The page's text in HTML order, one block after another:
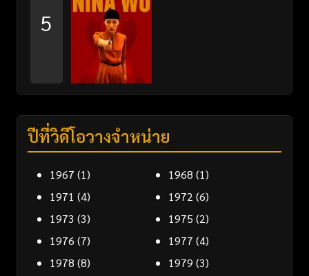
5
ปีที่วิดีโอวางจำหน่าย
1967 (1) 1968 (1)
1971 (4) 1972 (6)
1973 (3) 1975 (2)
1976 (7) 1977 (4)
1978 (8) 1979 (3)